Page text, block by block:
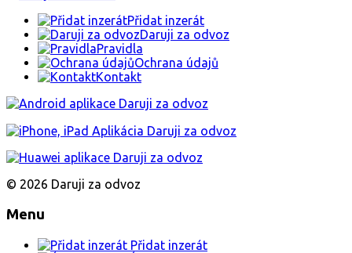
Přidat inzerát
Daruji za odvoz
Pravidla
Ochrana údajů
Kontakt
© 2026 Daruji za odvoz
Menu
Přidat inzerát